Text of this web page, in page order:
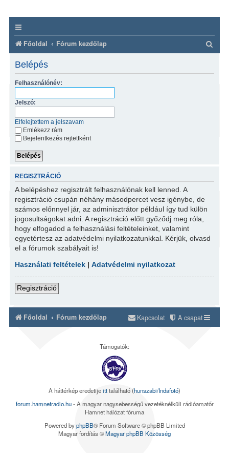
Főoldal Fórum kezdőlap
r
Belépés
Felhasználónév:
Jelszó:
Elfelejtettem a jelszavam
Emlékezz rám
Bejelentkezés rejtettként
REGISZTRÁCIÓ
A belépéshez regisztrált felhasználónak kell lenned. A
regisztráció csupán néhány másodpercet vesz igénybe, de
számos előnnyel jár, az adminisztrátor például így tud külön
jogosultságokat adni. A regisztráció előtt győződj meg róla,
hogy elfogadod a felhasználási feltételeinket, valamint
egyetértesz az adatvédelmi nyilatkozatunkkal. Kérjük, olvasd
el a fórumok szabályait is!
Használati feltételek |Adatvédelmi nyilatkozat
Regisztráció
Főoldal Fórum kezdőlap A csapat
Kapcsolat
Támogatók:
A háttérkép eredetijeitttalálható (hunszabi/Indafotó)
forum.hamnetradio.hu- A magyar nagysebességű vezetéknélküli rádióamatőr
Hamnet hálózat fóruma
Powered byphpBB® Forum Software © phpBB Limited
Magyar fordítás ©Magyar phpBB Közösség